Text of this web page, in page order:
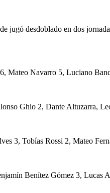
jugó desdoblado en dos
Mateo Navarro 5, Luciano
Ghio 2, Dante Altuzarra,
3, Tobías Rossi 2, Mateo
Benítez Gómez 3,